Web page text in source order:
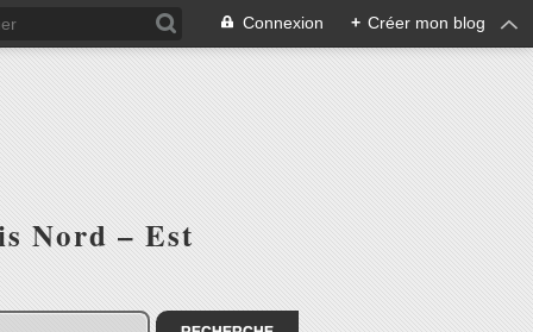
Connexion + Créer mon blog
Nord – Est